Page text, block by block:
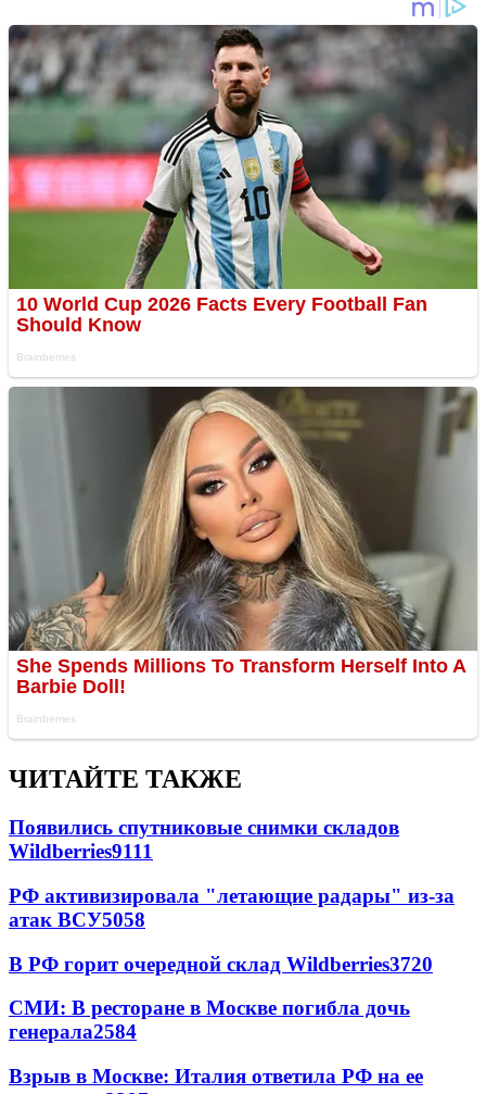
ЧИТАЙТЕ ТАКЖЕ
Появились спутниковые снимки складов
Wildberries9111
РФ активизировала "летающие радары" из-за
атак ВСУ5058
В РФ горит очередной склад Wildberries3720
СМИ: В ресторане в Москве погибла дочь
генерала2584
Взрыв в Москве: Италия ответила РФ на ее